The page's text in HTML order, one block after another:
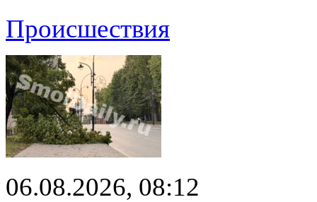
Происшествия
06.08.2026, 08:12